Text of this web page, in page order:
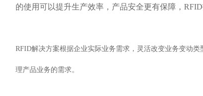
的使用可以提升生产效率，产品安全更有保障，
RFID解决方案根据企业实际业务需求，灵活改变业务变动
理产品业务的需求。